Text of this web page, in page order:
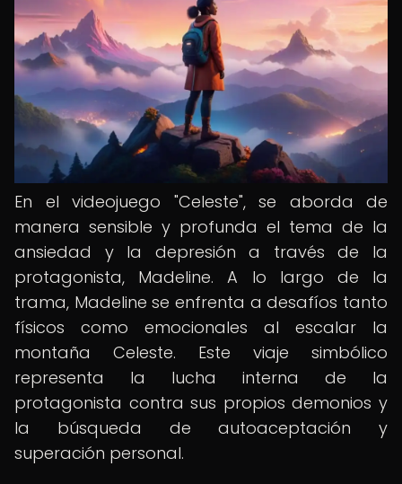
En el videojuego "Celeste", se aborda de
manera sensible y profunda el tema de la
ansiedad y la depresión a través de la
protagonista, Madeline. A lo largo de la
trama, Madeline se enfrenta a desafíos tanto
físicos como emocionales al escalar la
montaña Celeste. Este viaje simbólico
representa la lucha interna de la
protagonista contra sus propios demonios y
la búsqueda de autoaceptación y
superación personal.